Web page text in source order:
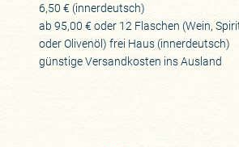
6,50 € (innerdeutsch)
ab 95,00 € oder 12 Flaschen (Wein,
oder Olivenöl) frei Haus (innerdeutsch)
günstige Versandkosten ins Ausland